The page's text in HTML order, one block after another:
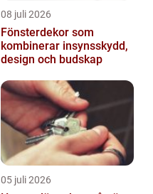
08 juli 2026
Fönsterdekor som
kombinerar insynsskydd,
design och budskap
05 juli 2026